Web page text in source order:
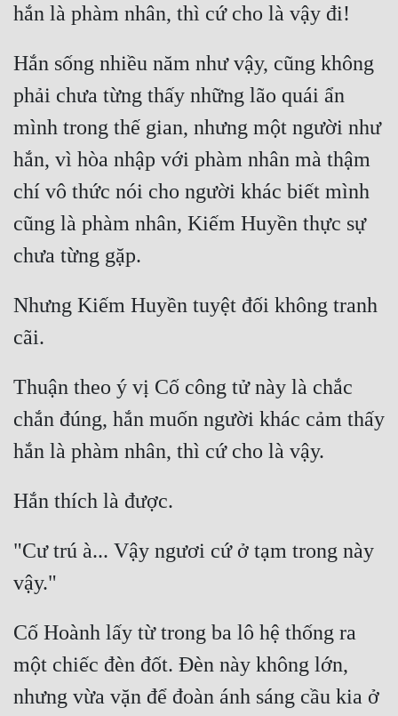
Hắn sống nhiều năm như vậy, cũng không
phải chưa từng thấy những lão quái ẩn
mình trong thế gian, nhưng một người như
hắn, vì hòa nhập với phàm nhân mà thậm
chí vô thức nói cho người khác biết mình
cũng là phàm nhân, Kiếm Huyền thực sự
Nhưng Kiếm Huyền tuyệt đối không tranh
Thuận theo ý vị Cố công tử này là chắc
chắn đúng, hắn muốn người khác cảm thấy
"Cư trú à... Vậy ngươi cứ ở tạm trong này
Cố Hoành lấy từ trong ba lô hệ thống ra
một chiếc đèn đốt. Đèn này không lớn,
nhưng vừa vặn để đoàn ánh sáng cầu kia ở